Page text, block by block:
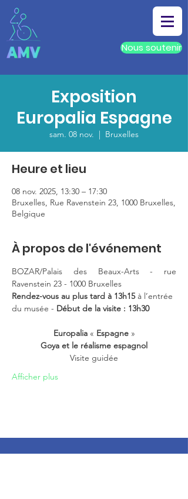
Nous soutenir
Exposition
Europalia Espagne
sam. 08 nov.
  |
Bruxelles
Heure et lieu
08 nov. 2025, 13:30 – 17:30
Bruxelles, Rue Ravenstein 23, 1000 Bruxelles,
Belgique
À propos de l'événement
BOZAR/Palais des Beaux-Arts - rue
Ravenstein 23 - 1000 Bruxelles
Rendez-vous au plus tard à 13h15 à l’entrée
du musée - Début de la visite : 13h30
Europalia « Espagne »
Goya et le réalisme espagnol
Visite guidée
Afficher plus